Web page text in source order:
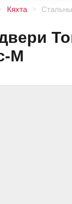
Кяхта
М